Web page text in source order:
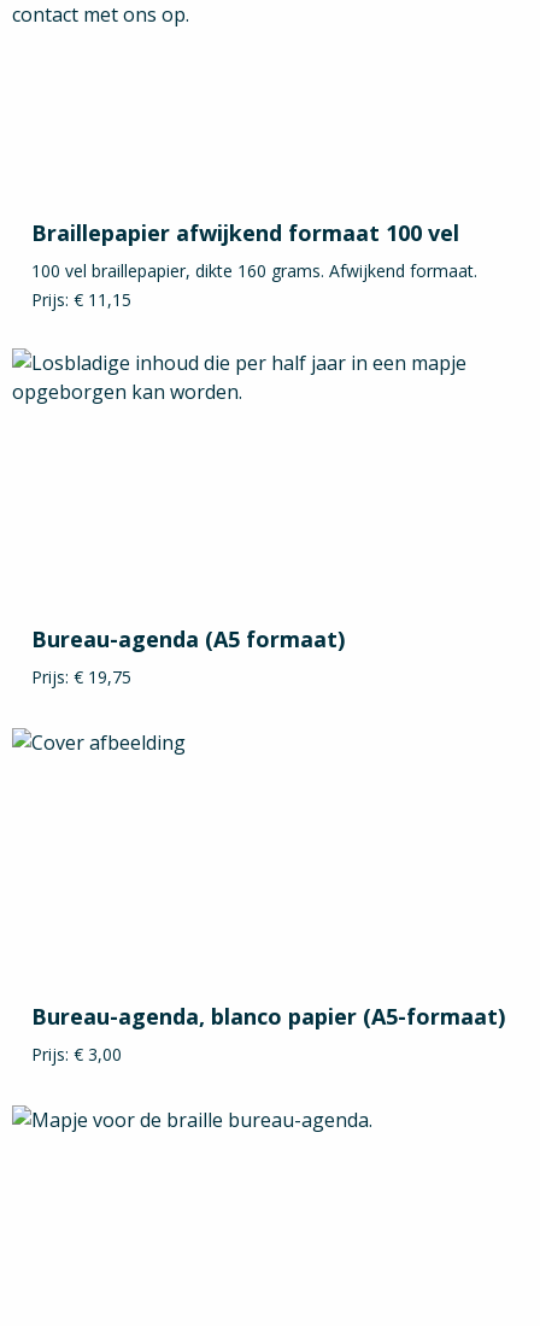
Braillepapier afwijkend formaat 100 vel
100 vel braillepapier, dikte 160 grams. Afwijkend formaat.
Prijs: € 11,15
Bureau-agenda (A5 formaat)
Prijs: € 19,75
Bureau-agenda, blanco papier (A5-formaat)
Prijs: € 3,00